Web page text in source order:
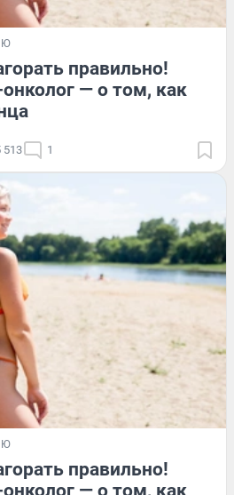
правильно!
— о том, как
513 1
правильно!
— о том, как